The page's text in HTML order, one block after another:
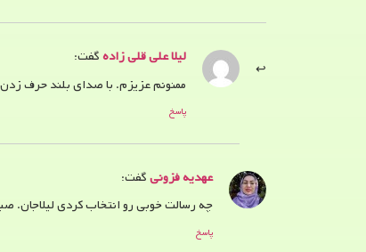
لیلا علی قلی زادهگفت:
ممنونم عزیزم. با صدای بلند حرف
پاسخ
عهدیه‌ فزونیگفت:
چه رسالت خوبی رو انتخاب کردی لیلاجان.
پاسخ